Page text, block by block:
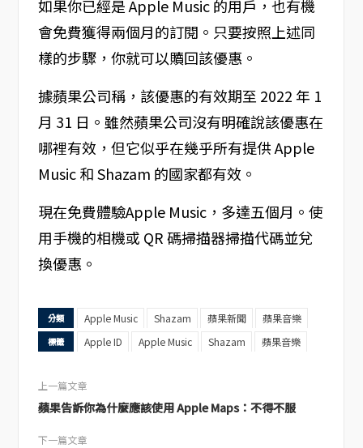
如果你已經是 Apple Music 的用戶，也有機
會免費獲得兩個月的訂閱。只要按照上述同
樣的步驟，你就可以贖回該優惠。
據蘋果公司稱，該優惠的有效期至 2022 年 1
月 31 日。雖然蘋果公司沒有明確說該優惠在
哪裡有效，但它似乎在幾乎所有提供 Apple
Music 和 Shazam 的國家都有效。
現在免費體驗Apple Music，多達五個月。使
用手機的相機或 QR 碼掃描器掃描代碼並兌
換優惠。
分類 Apple Music Shazam 蘋果新聞 蘋果音樂
標籤 Apple ID Apple Music Shazam 蘋果音樂
上一篇文章
蘋果告訴你為什麼應該使用 Apple Maps：不得不服
下一篇文章